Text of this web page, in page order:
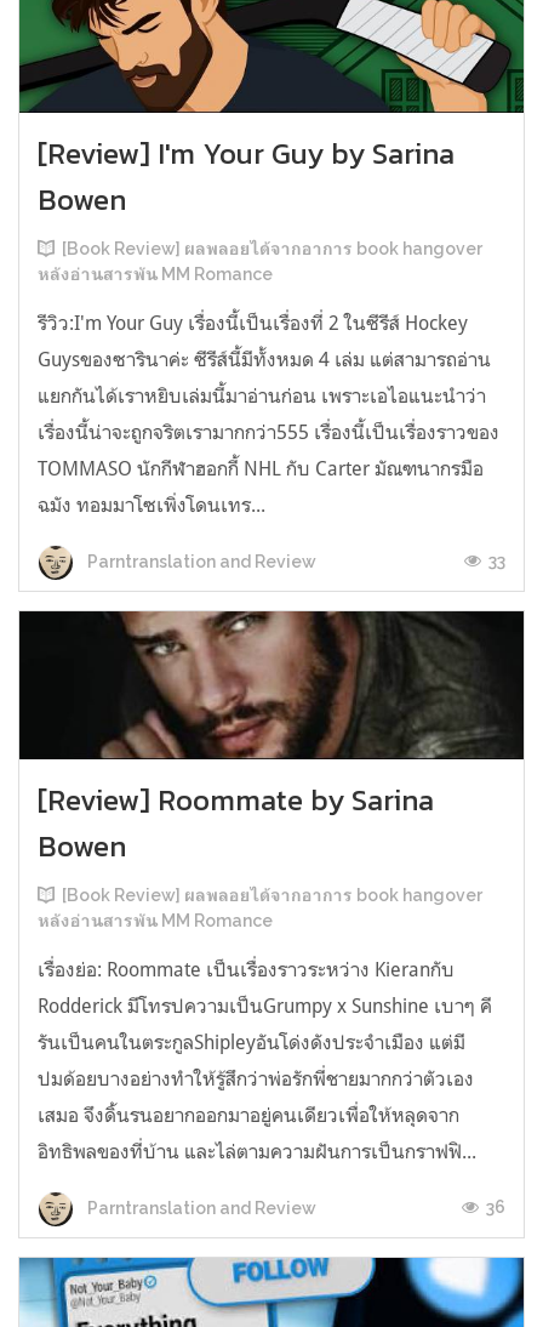
[Review] I'm Your Guy by Sarina
Bowen
[Book Review] ผลพลอยได้จากอาการ book hangover
หลังอ่านสารพัน MM Romance
รีวิว:I'm Your Guy เรื่องนี้เป็นเรื่องที่ 2 ในซีรีส์ Hockey
Guysของซารินาค่ะ ซีรีส์นี้มีทั้งหมด 4 เล่ม แต่สามารถอ่าน
แยกกันได้เราหยิบเล่มนี้มาอ่านก่อน เพราะเอไอแนะนำว่า
เรื่องนี้น่าจะถูกจริตเรามากกว่า555 เรื่องนี้เป็นเรื่องราวของ
TOMMASO นักกีฬาฮอกกี้ NHL กับ Carter มัณฑนากรมือ
ฉมัง ทอมมาโซเพิ่งโดนเทร...
Parntranslation and Review 33
[Review] Roommate by Sarina
Bowen
[Book Review] ผลพลอยได้จากอาการ book hangover
หลังอ่านสารพัน MM Romance
เรื่องย่อ: Roommate เป็นเรื่องราวระหว่าง Kieranกับ
Rodderick มีโทรปความเป็นGrumpy x Sunshine เบาๆ คี
รันเป็นคนในตระกูลShipleyอันโด่งดังประจำเมือง แต่มี
ปมด้อยบางอย่างทำให้รู้สึกว่าพ่อรักพี่ชายมากกว่าตัวเอง
เสมอ จึงดิ้นรนอยากออกมาอยู่คนเดียวเพื่อให้หลุดจาก
อิทธิพลของที่บ้าน และไล่ตามความฝันการเป็นกราฟฟิ...
Parntranslation and Review 36